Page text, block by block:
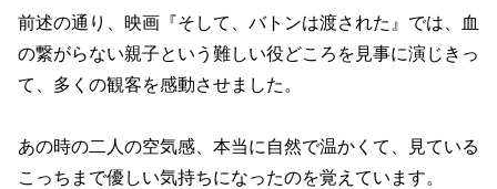
前述の通り、映画『そして、バトンは渡された』では、血
の繋がらない親子という難しい役どころを見事に演じきっ
て、多くの観客を感動させました。
あの時の二人の空気感、本当に自然で温かくて、見ている
こっちまで優しい気持ちになったのを覚えています。